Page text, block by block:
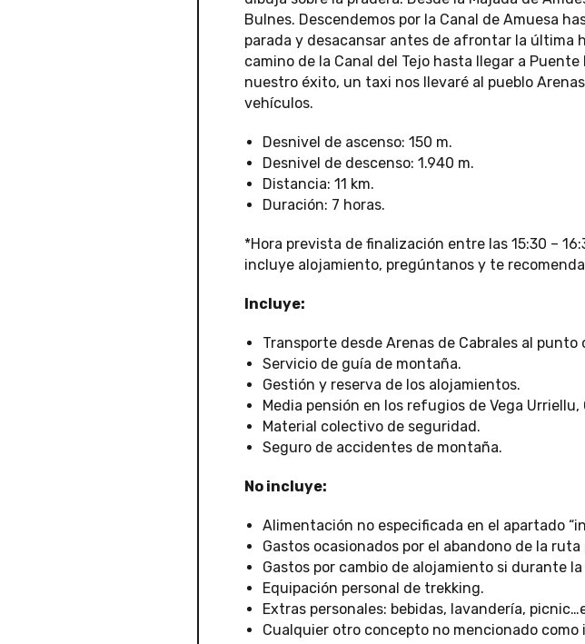
Bulnes. Descendemos por la Canal de Amuesa
parada y desacansar antes de afrontar la última
camino de la Canal del Tejo hasta llegar a
nuestro éxito, un taxi nos llevaré al pueblo
vehículos.
Desnivel de ascenso: 150 m.
Desnivel de descenso: 1.940 m.
Distancia: 11 km.
Duración: 7 horas.
*Hora prevista de finalización entre las 15:30 –
incluye alojamiento, pregúntanos y te
Incluye:
Transporte desde Arenas de Cabrales al punto
Servicio de guía de montaña.
Gestión y reserva de los alojamientos.
Media pensión en los refugios de Vega
Material colectivo de seguridad.
Seguro de accidentes de montaña.
No incluye:
Alimentación no especificada en el apartado
Gastos ocasionados por el abandono de la
Gastos por cambio de alojamiento si durante
Equipación personal de trekking.
Extras personales: bebidas, lavandería,
Cualquier otro concepto no mencionado como